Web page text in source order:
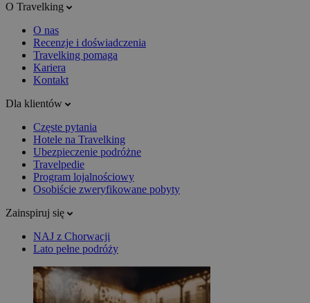
O Travelking
O nas
Recenzje i doświadczenia
Travelking pomaga
Kariera
Kontakt
Dla klientów
Częste pytania
Hotele na Travelking
Ubezpieczenie podróżne
Travelpedie
Program lojalnościowy
Osobiście zweryfikowane pobyty
Zainspiruj się
NAJ z Chorwacji
Lato pełne podróży